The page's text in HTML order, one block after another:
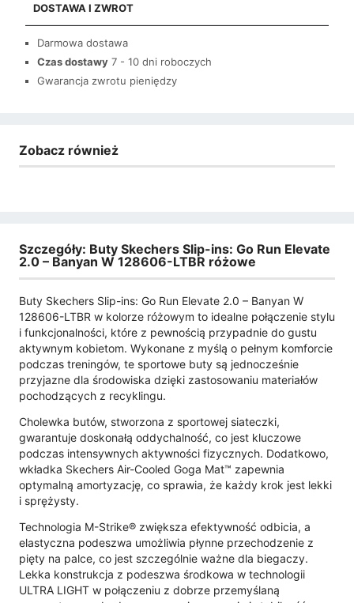
DOSTAWA I ZWROT
Darmowa dostawa
Czas dostawy 7 - 10 dni roboczych
Gwarancja zwrotu pieniędzy
Zobacz również
Szczegóły: Buty Skechers Slip-ins: Go Run Elevate
2.0 – Banyan W 128606-LTBR różowe
Buty Skechers Slip-ins: Go Run Elevate 2.0 – Banyan W
128606-LTBR w kolorze różowym to idealne połączenie stylu
i funkcjonalności, które z pewnością przypadnie do gustu
aktywnym kobietom. Wykonane z myślą o pełnym komforcie
podczas treningów, te sportowe buty są jednocześnie
przyjazne dla środowiska dzięki zastosowaniu materiałów
pochodzących z recyklingu.
Cholewka butów, stworzona z sportowej siateczki,
gwarantuje doskonałą oddychalność, co jest kluczowe
podczas intensywnych aktywności fizycznych. Dodatkowo,
wkładka Skechers Air-Cooled Goga Mat™ zapewnia
optymalną amortyzację, co sprawia, że każdy krok jest lekki
i sprężysty.
Technologia M-Strike® zwiększa efektywność odbicia, a
elastyczna podeszwa umożliwia płynne przechodzenie z
pięty na palce, co jest szczególnie ważne dla biegaczy.
Lekka konstrukcja z podeszwa środkowa w technologii
ULTRA LIGHT w połączeniu z dobrze przemyślaną